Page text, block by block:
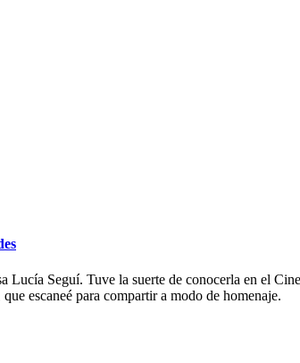
Lucía Seguí. Tuve la suerte de conocerla en el
escaneé para compartir a modo de homenaje.